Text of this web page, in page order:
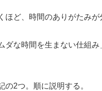
ほど、時間のありがたみが
ダな時間を生まない仕組み
の2つ。順に説明する。